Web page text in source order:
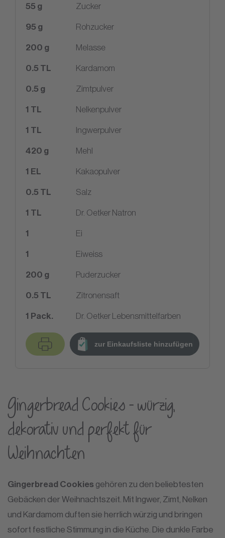
55 g Zucker
95 g Rohzucker
200 g Melasse
0.5 TL Kardamom
0.5 g Zimtpulver
1 TL Nelkenpulver
1 TL Ingwerpulver
420 g Mehl
1 EL Kakaopulver
0.5 TL Salz
1 TL Dr. Oetker Natron
1 Ei
1 Eiweiss
200 g Puderzucker
0.5 TL Zitronensaft
1 Pack. Dr. Oetker Lebensmittelfarben
zur Einkaufsliste hinzufügen
Gingerbread Cookies – würzig,
dekorativ und perfekt für
Weihnachten
Gingerbread Cookies gehören zu den beliebtesten
Gebäcken der Weihnachtszeit. Mit Ingwer, Zimt, Nelken
und Kardamom duften sie herrlich würzig und bringen
sofort festliche Stimmung in die Küche. Die dunkle Farbe